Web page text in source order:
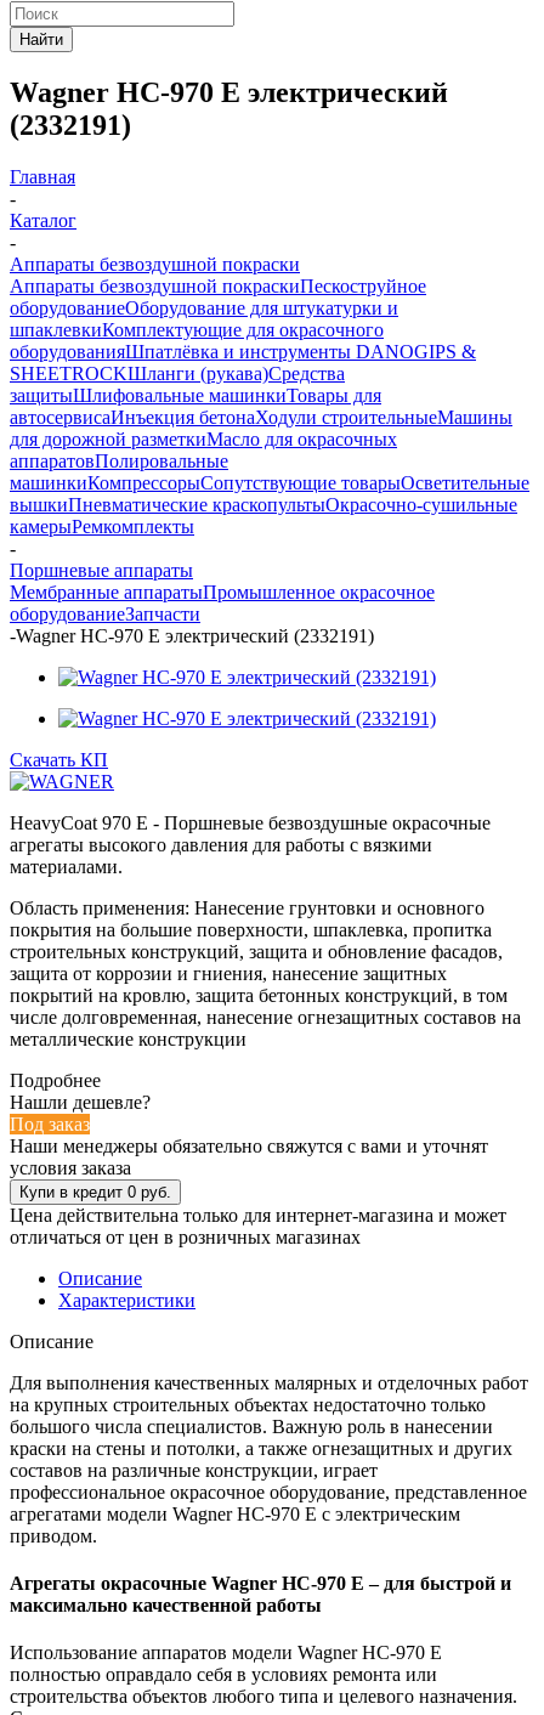
Найти
Wagner HC-970 E электрический
(2332191)
Главная
-
Каталог
-
Аппараты безвоздушной покраски
Аппараты безвоздушной покраскиПескоструйное
оборудованиеОборудование для штукатурки и
шпаклевкиКомплектующие для окрасочного
оборудованияШпатлёвка и инструменты DANOGIPS &
SHEETROCKШланги (рукава)Средства
защитыШлифовальные машинкиТовары для
автосервисаИнъекция бетонаХодули строительныеМашины
для дорожной разметкиМасло для окрасочных
аппаратовПолировальные
машинкиКомпрессорыСопутствующие товарыОсветительные
вышкиПневматические краскопультыОкрасочно-сушильные
камерыРемкомплекты
-
Поршневые аппараты
Мембранные аппаратыПромышленное окрасочное
оборудованиеЗапчасти
-Wagner HC-970 E электрический (2332191)
Скачать КП
HeavyCoat 970 E - Поршневые безвоздушные окрасочные
агрегаты высокого давления для работы с вязкими
материалами.
Область применения: Нанесение грунтовки и основного
покрытия на большие поверхности, шпаклевка, пропитка
строительных конструкций, защита и обновление фасадов,
защита от коррозии и гниения, нанесение защитных
покрытий на кровлю, защита бетонных конструкций, в том
числе долговременная, нанесение огнезащитных составов на
металлические конструкции
Подробнее
Нашли дешевле?
Под заказ
Наши менеджеры обязательно свяжутся с вами и уточнят
условия заказа
Цена действительна только для интернет-магазина и может
отличаться от цен в розничных магазинах
Описание
Характеристики
Описание
Для выполнения качественных малярных и отделочных работ
на крупных строительных объектах недостаточно только
большого числа специалистов. Важную роль в нанесении
краски на стены и потолки, а также огнезащитных и других
составов на различные конструкции, играет
профессиональное окрасочное оборудование, представленное
агрегатами модели Wagner HC-970 E с электрическим
приводом.
Агрегаты окрасочные Wagner HC-970 E – для быстрой и
максимально качественной работы
Использование аппаратов модели Wagner HC-970 E
полностью оправдало себя в условиях ремонта или
строительства объектов любого типа и целевого назначения.